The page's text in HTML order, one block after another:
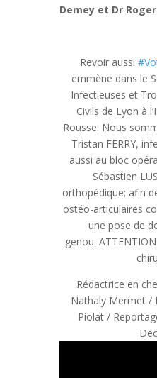
Demey et Dr
Revoir aussi
emmène dans le
Infectieuses et
Civils de Lyon à
Rousse. Nous
Tristan FERRY,
aussi au bloc
Sébastien
orthopédique; afin
ostéo-articulaires
une pose de
genou. ATTENTION
Rédactrice en
Nathaly Mermet /
Piolat /